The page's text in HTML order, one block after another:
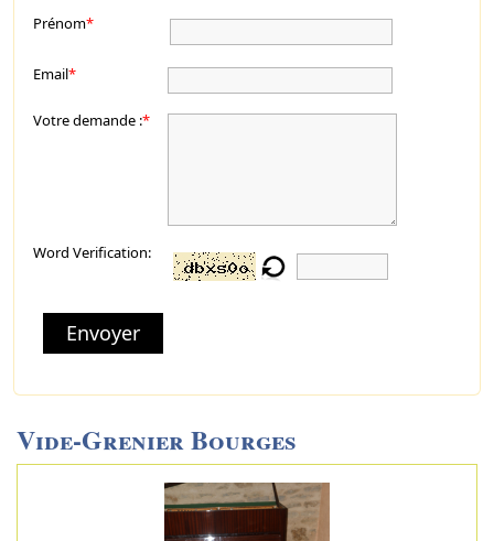
Prénom*
Email*
Votre demande :*
Word Verification:
Envoyer
Vide-Grenier Bourges